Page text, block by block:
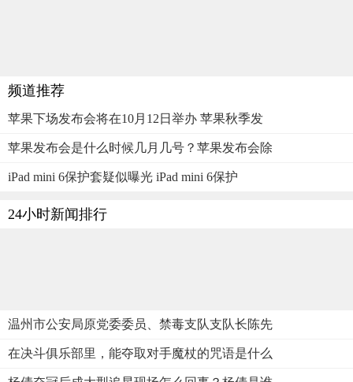
频道推荐
苹果下场发布会将在10月12日举办 苹果秋季发
苹果发布会是什么时候几月几号？苹果发布会除
iPad mini 6保护套疑似曝光 iPad mini 6保护
24小时新闻排行
温州市公安局原党委委员、禁毒支队支队长陈先
在决斗俱乐部里，能夺取对手魔杖的咒语是什么